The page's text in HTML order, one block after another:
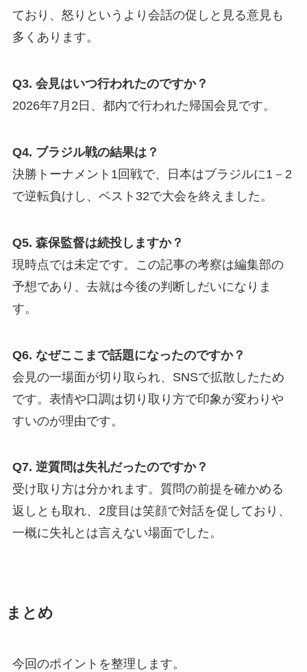
ており、怒りというより会話の促しと見る意見も
多くあります。
Q3. 会見はいつ行われたのですか？
2026年7月2日、都内で行われた帰国会見です。
Q4. ブラジル戦の結果は？
決勝トーナメント1回戦で、日本はブラジルに1－2
で逆転負けし、ベスト32で大会を終えました。
Q5. 森保監督は続投しますか？
現時点では未定です。この記事の考察は編集部の
予想であり、去就は今後の判断しだいになりま
す。
Q6. なぜここまで話題になったのですか？
会見の一場面が切り取られ、SNSで拡散したため
です。表情や口調は切り取り方で印象が変わりや
すいのが理由です。
Q7. 逆質問は失礼だったのですか？
受け取り方は分かれます。質問の前提を確かめる
返しとも取れ、2度目は笑顔で対話を促しており、
一概に失礼とは言えない場面でした。
まとめ
今回のポイントを整理します。